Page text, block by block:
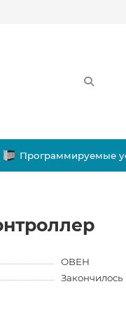
Программируемые
ОВЕН
Закончилось